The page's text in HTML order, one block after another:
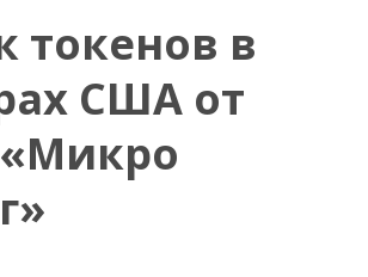
токенов в
США от